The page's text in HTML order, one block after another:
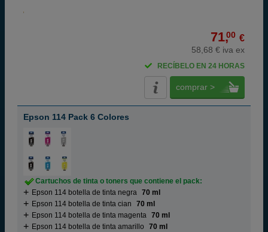
71,00 €
58,68 € iva ex
RECÍBELO EN 24 HORAS
comprar >
Epson 114 Pack 6 Colores
Cartuchos de tinta o toners que contiene el pack:
Epson 114 botella de tinta negra 70 ml
Epson 114 botella de tinta cian
70 ml
Epson 114 botella de tinta magenta 70 ml
Epson 114 botella de tinta amarillo
70 ml